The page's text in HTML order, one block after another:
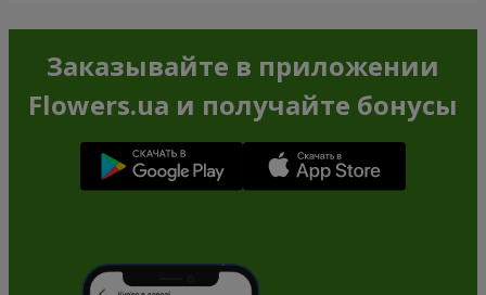
Заказывайте в приложении
Flowers.ua и получайте бонусы